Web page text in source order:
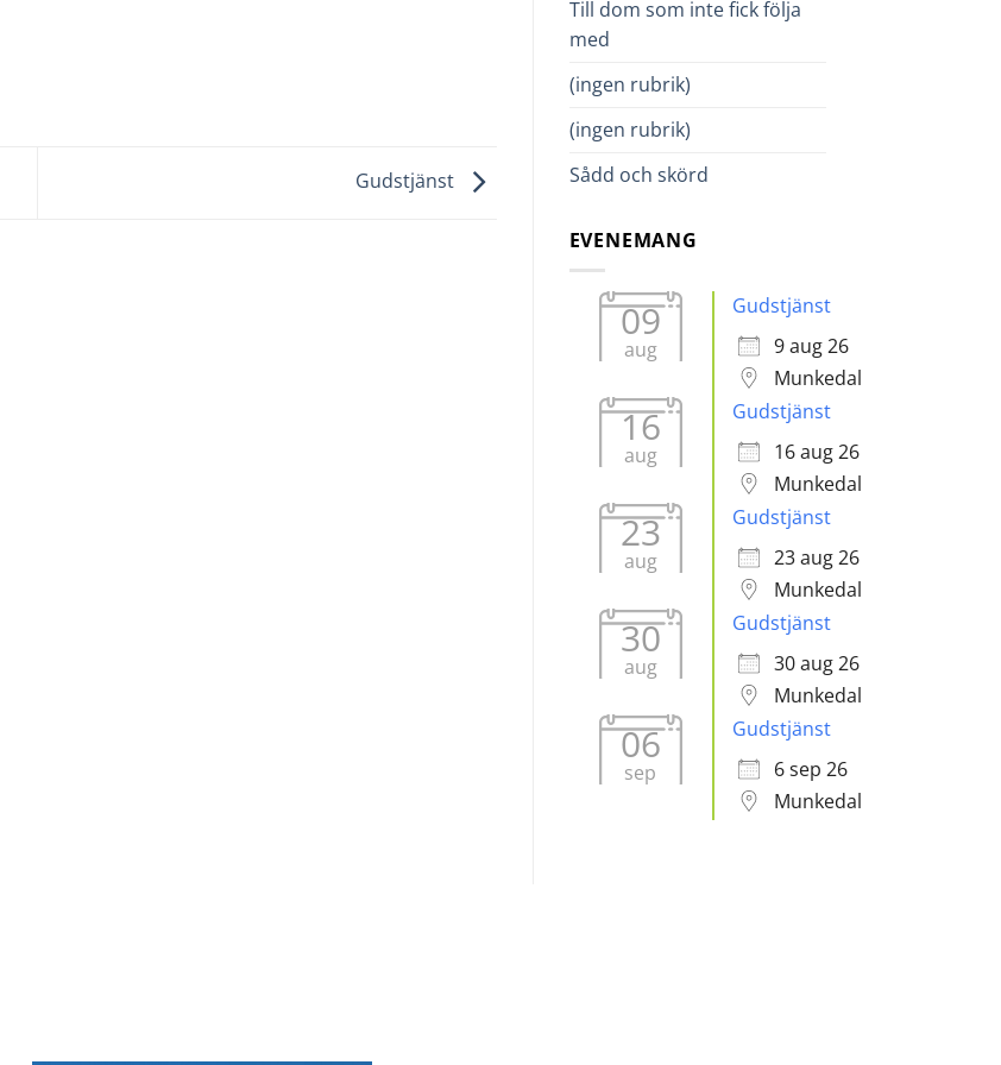
Gudstjänst
Till dom som inte fick följa
med
(ingen rubrik)
(ingen rubrik)
Sådd och skörd
EVENEMANG
09
aug
Gudstjänst
9 aug 26
Munkedal
16
aug
Gudstjänst
16 aug 26
Munkedal
23
aug
Gudstjänst
23 aug 26
Munkedal
30
aug
Gudstjänst
30 aug 26
Munkedal
06
sep
Gudstjänst
6 sep 26
Munkedal